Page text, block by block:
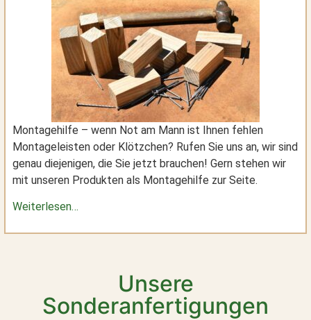
Montagehilfe – wenn Not am Mann ist Ihnen fehlen
Montageleisten oder Klötzchen? Rufen Sie uns an, wir sind
genau diejenigen, die Sie jetzt brauchen! Gern stehen wir
mit unseren Produkten als Montagehilfe zur Seite.
Weiterlesen…
Unsere
Sonderanfertigungen